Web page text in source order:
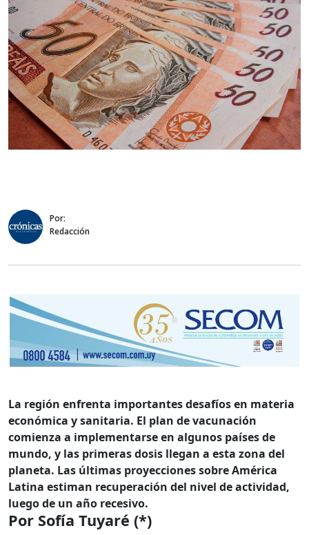
Por:
Redacción
La región enfrenta importantes desafíos en materia
económica y sanitaria. El plan de vacunación
comienza a implementarse en algunos países de
mundo, y las primeras dosis llegan a esta zona del
planeta. Las últimas proyecciones sobre América
Latina estiman recuperación del nivel de actividad,
luego de un año recesivo.
Por Sofía Tuyaré (*)